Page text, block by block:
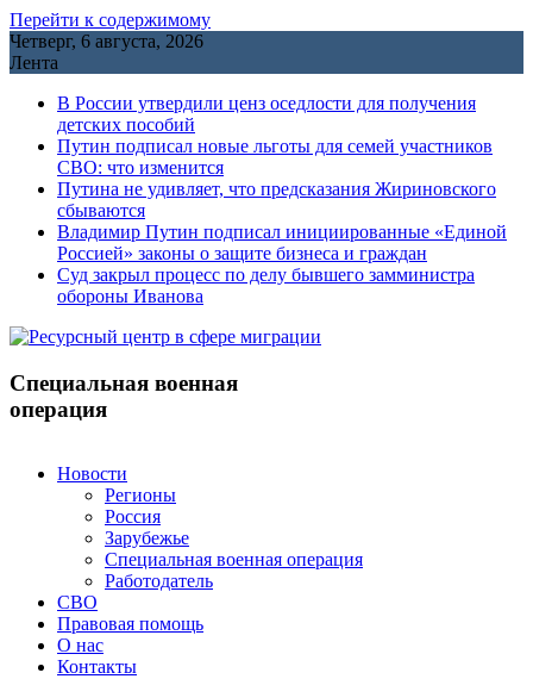
Перейти к содержимому
Четверг, 6 августа, 2026
Лента
В России утвердили ценз оседлости для получения
детских пособий
Путин подписал новые льготы для семей участников
СВО: что изменится
Путина не удивляет, что предсказания Жириновского
сбываются
Владимир Путин подписал инициированные «Единой
Россией» законы о защите бизнеса и граждан
Cуд закрыл процесс по делу бывшего замминистра
обороны Иванова
Специальная военная
операция
Новости
Регионы
Россия
Зарубежье
Специальная военная операция
Работодатель
СВО
Правовая помощь
О нас
Контакты